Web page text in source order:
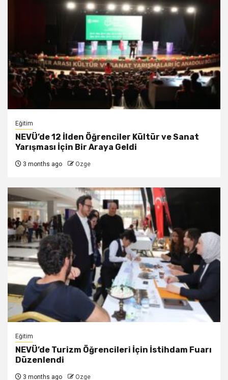
Eğitim
NEVÜ’de 12 İlden Öğrenciler Kültür ve Sanat
Yarışması İçin Bir Araya Geldi
3 months ago Ozge
Eğitim
NEVÜ’de Turizm Öğrencileri İçin İstihdam Fuarı
Düzenlendi
3 months ago Ozge